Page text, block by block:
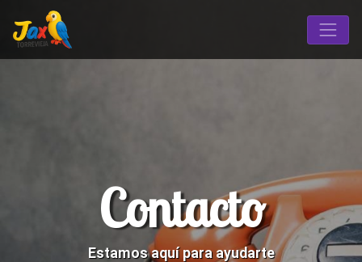
Contacto
Estamos aquí para ayudarte